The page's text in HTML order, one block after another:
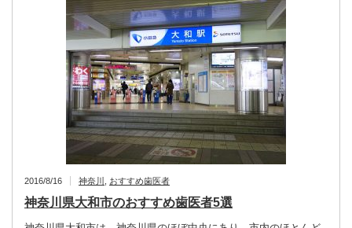
2016/8/16 神奈川 おすすめ歯医者
神奈川県大和市のおすすめ歯医者5選